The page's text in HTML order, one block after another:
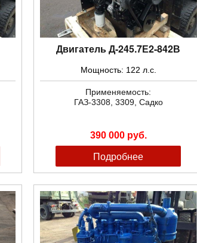
Двигатель Д-245.7Е2-842В
Мощность: 122 л.с.
Применяемость:
ГАЗ-3308, 3309, Садко
390 000 руб.
Подробнее